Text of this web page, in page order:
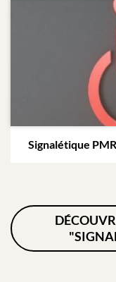
Signalétique PMR